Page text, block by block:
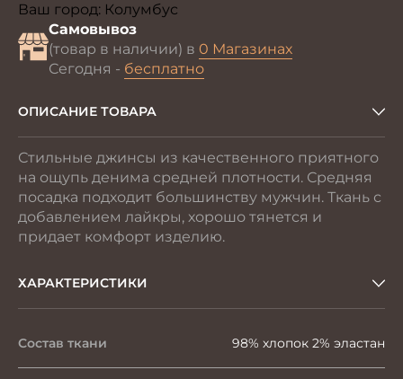
Ваш город: Колумбус
Самовывоз
(товар в наличии) в 0 Магазинах
Сегодня - бесплатно
ОПИСАНИЕ ТОВАРА
Стильные джинсы из качественного приятного
на ощупь денима средней плотности. Средняя
посадка подходит большинству мужчин. Ткань с
добавлением лайкры, хорошо тянется и
придает комфорт изделию.
ХАРАКТЕРИСТИКИ
Состав ткани 98% хлопок 2% эластан